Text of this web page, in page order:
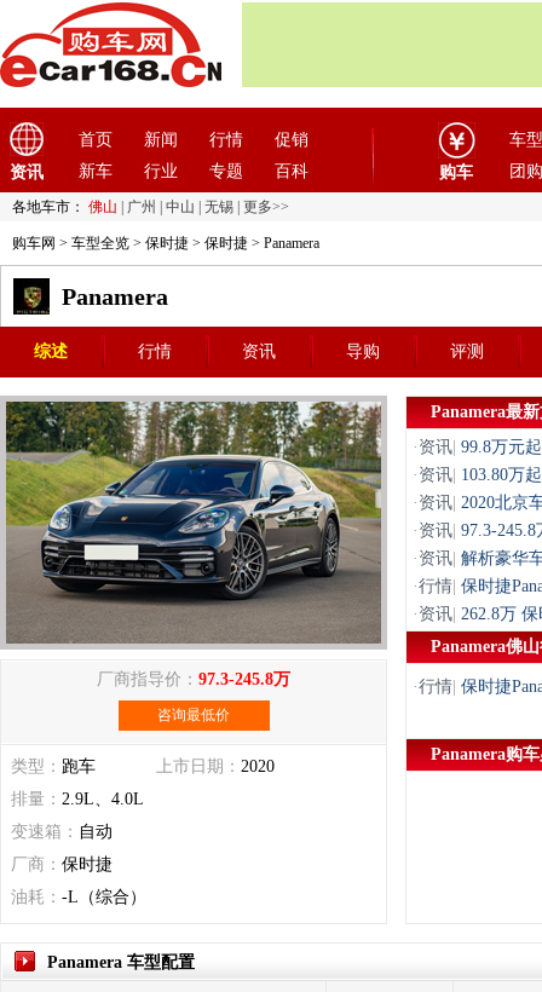
资讯
首页 新闻 行情
促销
新车
行业 专题 百科 购车
车型
团购
各地车市： 佛山 广州 中山 无锡 更多>>
购车网 > 车型全览 > 保时捷 > 保时捷 > Panamera
Panamera
综述 行情 资讯 导购 评测
厂商指导价： 97.3-245.8万
咨询最低价
类型： 跑车 上市日期： 2020
排量： 2.9L、4.0L
变速箱： 自动
厂商： 保时捷
油耗： -L（综合）
Panamera最
· 资讯 99.8万元
· 资讯 103.80万
· 资讯 2020北京
· 资讯 97.3-245.8
· 资讯 解析豪华
·行情 保时捷
· 资讯 262.8万
Panamera佛
·行情 保时捷
Panamera购
Panamera 车型配置